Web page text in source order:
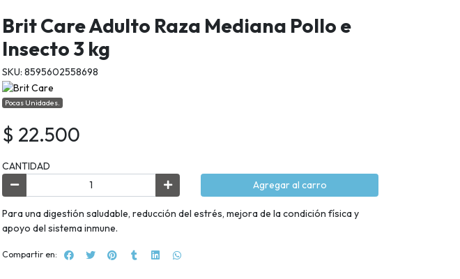
Brit Care Adulto Raza Mediana Pollo e
Insecto 3 kg
SKU: 8595602558698
Pocas Unidades.
$ 22.500
CANTIDAD
Agregar al carro
Para una digestión saludable, reducción del estrés, mejora de la condición física y
apoyo del sistema inmune.
Compartir en: